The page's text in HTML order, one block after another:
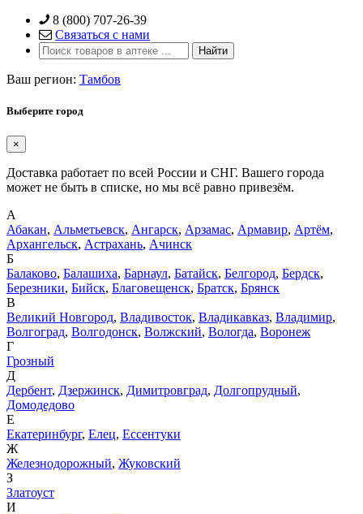
Skip
content
8 (800) 707-26-39
Связаться с нами
Ваш регион: Тамбов
Выберите город
×
Доставка работает по всей России и СНГ. Вашего города
может не быть в списке, но мы всё равно привезём.
А
Абакан, Альметьевск, Ангарск, Арзамас, Армавир, Артём,
Архангельск, Астрахань, Ачинск
Б
Балаково, Балашиха, Барнаул, Батайск, Белгород, Бердск,
Березники, Бийск, Благовещенск, Братск, Брянск
В
Великий Новгород, Владивосток, Владикавказ, Владимир,
Волгоград, Волгодонск, Волжский, Вологда, Воронеж
Г
Грозный
Д
Дербент, Дзержинск, Димитровград, Долгопрудный,
Домодедово
Е
Екатеринбург, Елец, Ессентуки
Ж
Железнодорожный, Жуковский
З
Златоуст
И